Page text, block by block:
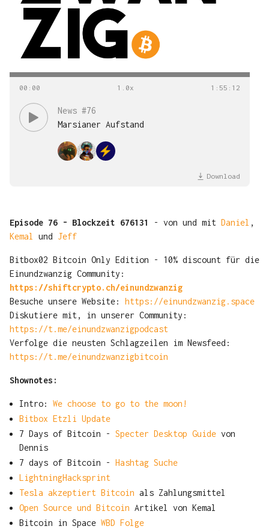
00 : 00 1 : 55 : 12
News #76
Marsianer Aufstand
Download
Episode 76 - Blockzeit 676131 - von und mit Daniel ,
Kemal und Jeff
Bitbox02 Bitcoin Only Edition - 10% discount für die
Einundzwanzig Community:
https://shiftcrypto.ch/einundzwanzig
Besuche unsere Website:
https://einundzwanzig.space
Diskutiere mit, in unserer Community:
https://t.me/einundzwanzigpodcast
Verfolge die neusten Schlagzeilen im Newsfeed:
https://t.me/einundzwanzigbitcoin
Shownotes:
Intro: We choose to go to the moon!
Bitbox Etzli Update
7 Days of Bitcoin - Specter Desktop Guide von
Dennis
7 days of Bitcoin -
Hashtag Suche
LightningHacksprint
Tesla akzeptiert Bitcoin als Zahlungsmittel
Open Source und Bitcoin Artikel von Kemal
Bitcoin in Space WBD Folge